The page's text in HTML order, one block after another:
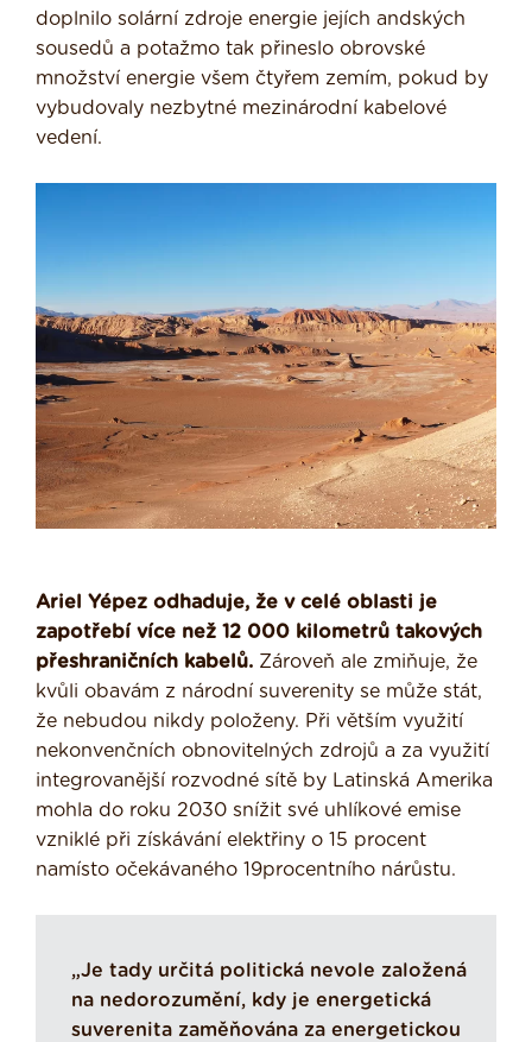
doplnilo solární zdroje energie jejích andských
sousedů a potažmo tak přineslo obrovské
množství energie všem čtyřem zemím, pokud by
vybudovaly nezbytné mezinárodní kabelové
vedení.
Ariel Yépez odhaduje, že v celé oblasti je
zapotřebí více než 12 000 kilometrů takových
přeshraničních kabelů. Zároveň ale zmiňuje, že
kvůli obavám z národní suverenity se může stát,
že nebudou nikdy položeny. Při větším využití
nekonvenčních obnovitelných zdrojů a za využití
integrovanější rozvodné sítě by Latinská Amerika
mohla do roku 2030 snížit své uhlíkové emise
vzniklé při získávání elektřiny o 15 procent
namísto očekávaného 19procentního nárůstu.
„Je tady určitá politická nevole založená
na nedorozumění, kdy je energetická
suverenita zaměňována za energetickou